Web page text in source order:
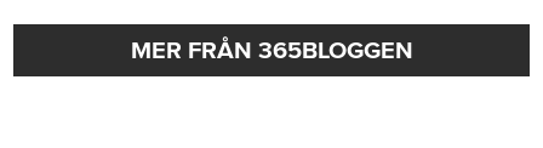
MER FRÅN 365BLOGGEN